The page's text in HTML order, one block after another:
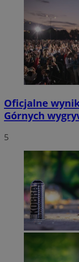
Oficjalne
Górnych
5